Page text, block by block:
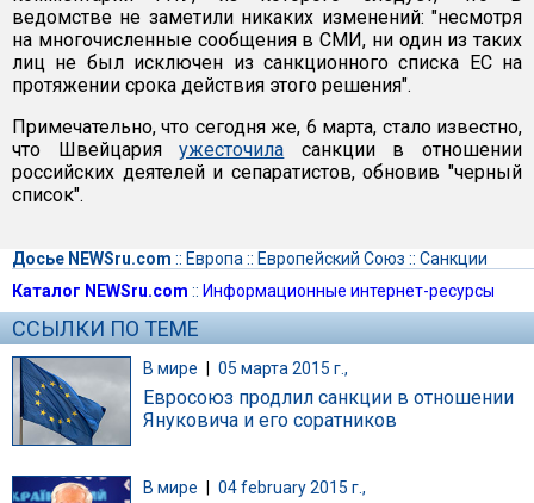
ведомстве не заметили никаких изменений: "несмотря
на многочисленные сообщения в СМИ, ни один из таких
лиц не был исключен из санкционного списка ЕС на
протяжении срока действия этого решения".
Примечательно, что сегодня же, 6 марта, стало известно,
что Швейцарияужесточила санкции в отношении
российских деятелей и сепаратистов, обновив "черный
список".
Досье NEWSru.com :: Европа :: Европейский Союз :: Санкции
Каталог NEWSru.com :: Информационные интернет-ресурсы
ССЫЛКИ ПО ТЕМЕ
В мире | 05 марта 2015 г.,
Евросоюз продлил санкции в отношении
Януковича и его соратников
В мире 04 february 2015 г.,